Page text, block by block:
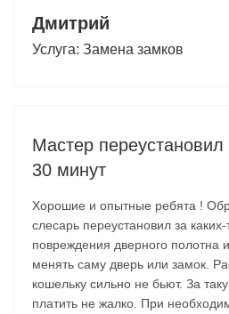
Дмитрий
Услуга: Замена замков
Мастер переустановил
30 минут
Хорошие и опытные ребята !
слесарь переустановил за
повреждения дверного полотна
менять саму дверь или замок.
кошельку сильно не бьют. За
платить не жалко. При